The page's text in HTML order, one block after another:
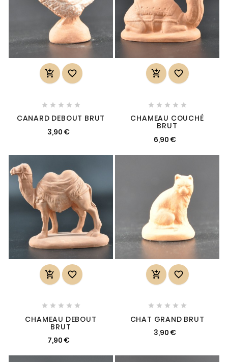
 
    
CANARD DEBOUT BRUT
3,90 €
 
    
CHAMEAU COUCHÉ
BRUT
6,90 €
 
    
CHAMEAU DEBOUT
BRUT
7,90 €
 
    
CHAT GRAND BRUT
3,90 €